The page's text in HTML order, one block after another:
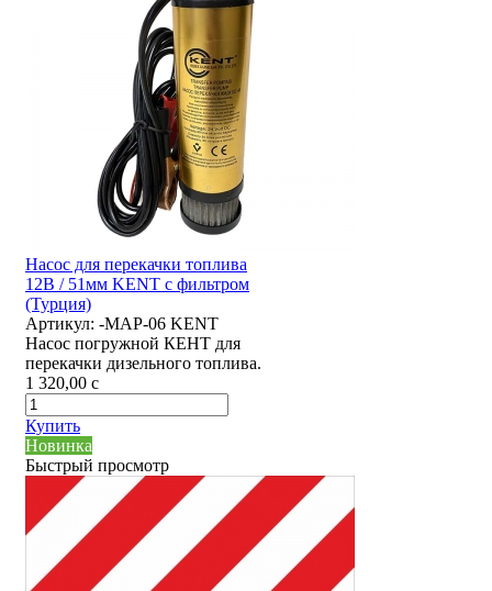
Насос для перекачки топлива
12В / 51мм KENT с фильтром
(Турция)
Артикул: -MAP-06 KENT
Насос погружной КЕНТ для
перекачки дизельного топлива.
1 320,00 c
Купить
Новинка
Быстрый просмотр